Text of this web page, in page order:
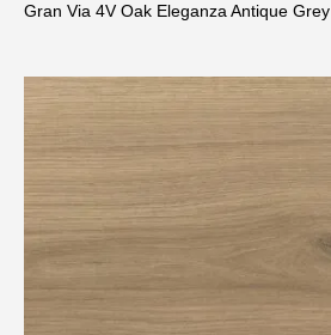
Gran Via 4V Oak Eleganza Antique Grey